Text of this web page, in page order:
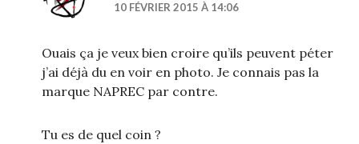
10 FÉVRIER 2015 À 14:06
Ouais ça je veux bien croire qu’ils peuvent péter
j’ai déjà du en voir en photo. Je connais pas la
marque NAPREC par contre.
Tu es de quel coin ?